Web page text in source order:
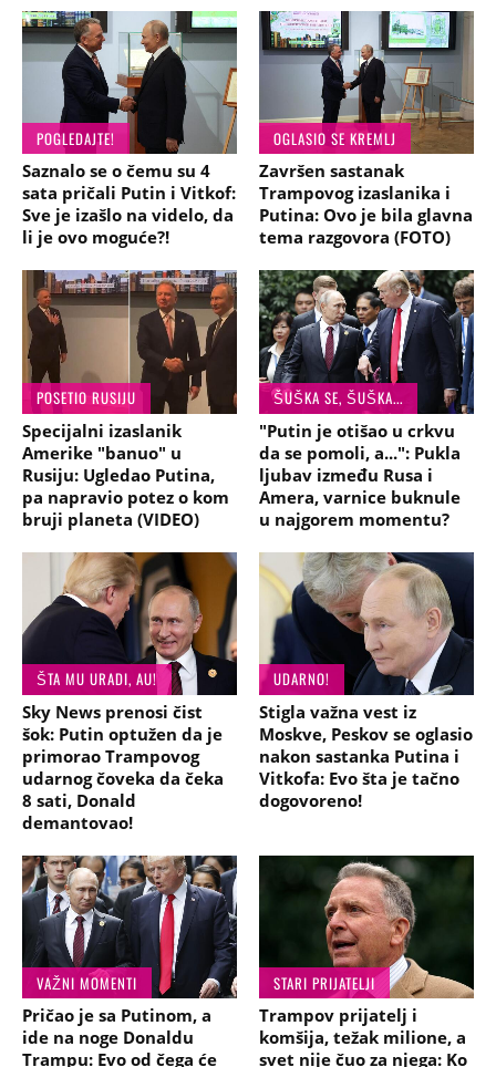
POGLEDAJTE!
Saznalo se o čemu su 4
sata pričali Putin i Vitkof:
Sve je izašlo na videlo, da
li je ovo moguće?!
OGLASIO SE KREMLJ
Završen sastanak
Trampovog izaslanika i
Putina: Ovo je bila glavna
tema razgovora (FOTO)
POSETIO RUSIJU
Specijalni izaslanik
Amerike "banuo" u
Rusiju: Ugledao Putina,
pa napravio potez o kom
bruji planeta (VIDEO)
ŠUŠKA SE, ŠUŠKA...
"Putin je otišao u crkvu
da se pomoli, a...": Pukla
ljubav između Rusa i
Amera, varnice buknule
u najgorem momentu?
ŠTA MU URADI, AU!
Sky News prenosi čist
šok: Putin optužen da je
primorao Trampovog
udarnog čoveka da čeka
8 sati, Donald
demantovao!
UDARNO!
Stigla važna vest iz
Moskve, Peskov se oglasio
nakon sastanka Putina i
Vitkofa: Evo šta je tačno
dogovoreno!
VAŽNI MOMENTI
Pričao je sa Putinom, a
ide na noge Donaldu
Trampu: Evo od čega će
STARI PRIJATELJI
Trampov prijatelj i
komšija, težak milione, a
svet nije čuo za njega: Ko